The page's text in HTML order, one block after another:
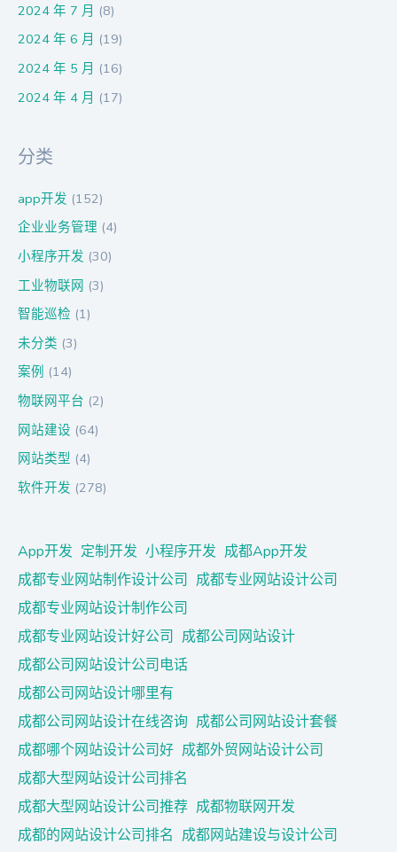
2024 年 7 月 (8)
2024 年 6 月 (19)
2024 年 5 月 (16)
2024 年 4 月 (17)
分类
app开发 (152)
企业业务管理 (4)
小程序开发 (30)
工业物联网 (3)
智能巡检 (1)
未分类 (3)
案例 (14)
物联网平台 (2)
网站建设 (64)
网站类型 (4)
软件开发 (278)
App开发 定制开发 小程序开发 成都App开发
成都专业网站制作设计公司 成都专业网站设计公司
成都专业网站设计制作公司
成都专业网站设计好公司 成都公司网站设计
成都公司网站设计公司电话
成都公司网站设计哪里有
成都公司网站设计在线咨询 成都公司网站设计套餐
成都哪个网站设计公司好 成都外贸网站设计公司
成都大型网站设计公司排名
成都大型网站设计公司推荐 成都物联网开发
成都的网站设计公司排名 成都网站建设与设计公司